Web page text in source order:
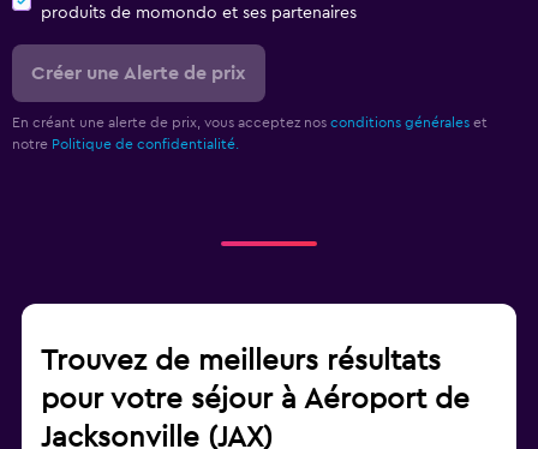
produits de momondo et ses partenaires
Créer une Alerte de prix
En créant une alerte de prix, vous acceptez nos conditions générales et
notre Politique de confidentialité.
Trouvez de meilleurs résultats
pour votre séjour à Aéroport de
Jacksonville (JAX)